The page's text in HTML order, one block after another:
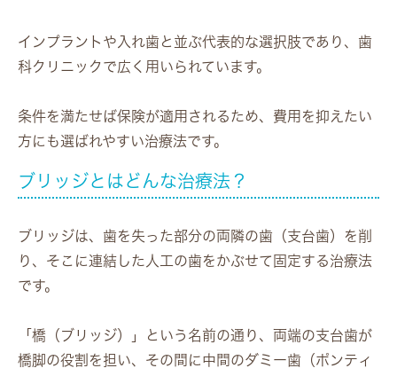
インプラントや入れ歯と並ぶ代表的な選択肢であり、歯
科クリニックで広く用いられています。
条件を満たせば保険が適用されるため、費用を抑えたい
方にも選ばれやすい治療法です。
ブリッジとはどんな治療法？
ブリッジは、歯を失った部分の両隣の歯（支台歯）を削
り、そこに連結した人工の歯をかぶせて固定する治療法
です。
「橋（ブリッジ）」という名前の通り、両端の支台歯が
橋脚の役割を担い、その間に中間のダミー歯（ポンティ